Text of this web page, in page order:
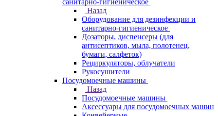
санитарно-гигиеническое
Назад
Оборудование для дезинфекции и
санитарно-гигиеническое
Дозаторы, диспенсеры (для
антисептиков, мыла, полотенец,
бумаги, салфеток)
Рециркуляторы, облучатели
Рукосушители
Посудомоечные машины
Назад
Посудомоечные машины
Аксессуары для посудомоечных машин